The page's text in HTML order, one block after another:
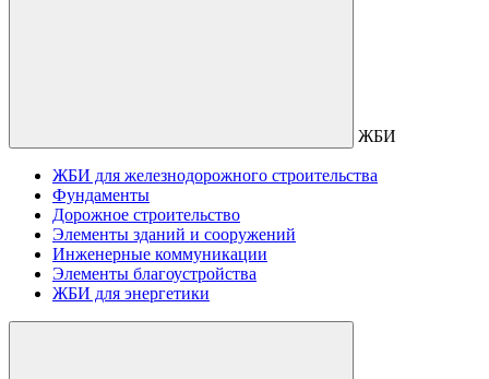
ЖБИ
ЖБИ для железнодорожного строительства
Фундаменты
Дорожное строительство
Элементы зданий и сооружений
Инженерные коммуникации
Элементы благоустройства
ЖБИ для энергетики